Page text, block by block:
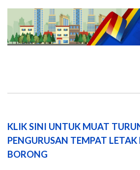
KLIK SINI UNTUK MUAT
PENGURUSAN TEMPAT LETAK
BORONG